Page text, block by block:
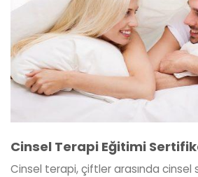
Cinsel Terapi Eğitimi
Cinsel terapi, çiftler arasında cinsel